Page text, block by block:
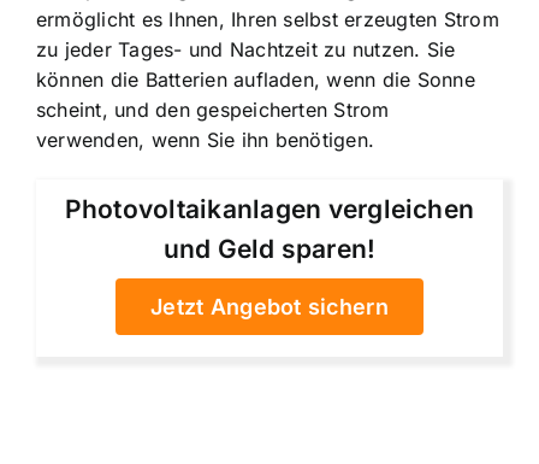
ermöglicht es Ihnen, Ihren selbst erzeugten Strom
zu jeder Tages- und Nachtzeit zu nutzen. Sie
können die Batterien aufladen, wenn die Sonne
scheint, und den gespeicherten Strom
verwenden, wenn Sie ihn benötigen.
Photovoltaikanlagen vergleichen
und Geld sparen!
Jetzt Angebot sichern